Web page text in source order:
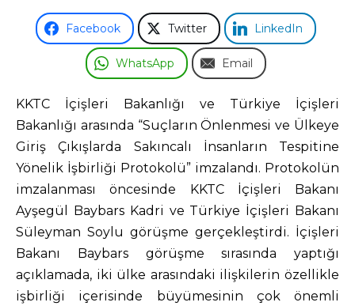
Facebook Twitter LinkedIn
WhatsApp Email
KKTC İçişleri Bakanlığı ve Türkiye İçişleri
Bakanlığı arasında “Suçların Önlenmesi ve Ülkeye
Giriş Çıkışlarda Sakıncalı İnsanların Tespitine
Yönelik İşbirliği Protokolü” imzalandı. Protokolün
imzalanması öncesinde KKTC İçişleri Bakanı
Ayşegül Baybars Kadri ve Türkiye İçişleri Bakanı
Süleyman Soylu görüşme gerçekleştirdi. İçişleri
Bakanı Baybars görüşme sırasında yaptığı
açıklamada, iki ülke arasındaki ilişkilerin özellikle
işbirliği içerisinde büyümesinin çok önemli